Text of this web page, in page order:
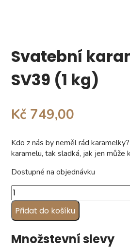
Svatební
SV39 (1 kg)
Kč 749,00
Kdo z nás by neměl rád karamelky?
karamelu, tak sladká, jak jen může
Dostupné na objednávku
Svatební
karamelky,
vzor
SV39
(1
kg)
Přidat do košíku
Množstevní slevy